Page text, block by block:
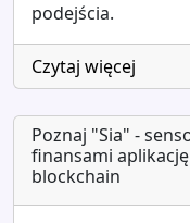
podejścia.
Czytaj więcej
Poznaj "Sia" -
finansami
blockchain